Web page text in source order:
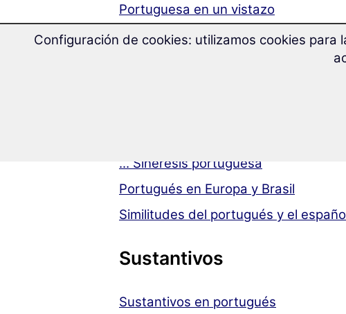
Portuguesa en un vistazo
Fonología
... Sinéresis portuguesa
Portugués en Europa y Brasil
Similitudes del portugués y el
Sustantivos
Sustantivos en portugués
Configuración de cookies: utilizamos cookies